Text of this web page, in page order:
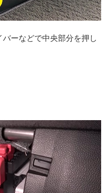
ーなどで中央部分を押し